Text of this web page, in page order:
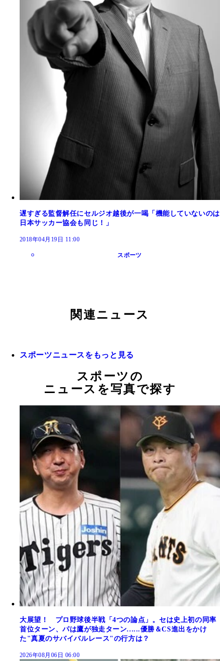
遅すぎる監督解任にセルジオ越後が一喝「機能していないのは
日本サッカー協会も同じ！」
2018年04月19日 11:00
スポーツ
関連ニュース
スポーツニュースをもっと見る
スポーツの
ニュースを写真で探す
大展望！ プロ野球後半戦「4つの論点」。セは史上初の同率
首位ターン、パは鷹が独走ターン......優勝＆CS進出をかけ
た"真夏のサバイバルレース"の行方は？
2026年08月06日 06:00